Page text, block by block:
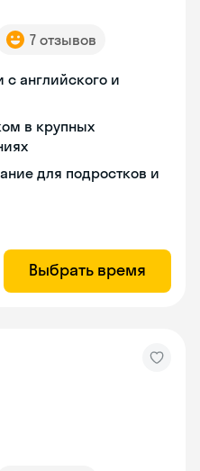
7 отзывов
с английского и
в крупных
для подростков и
Выбрать время